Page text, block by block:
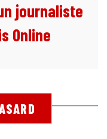
journaliste
Online